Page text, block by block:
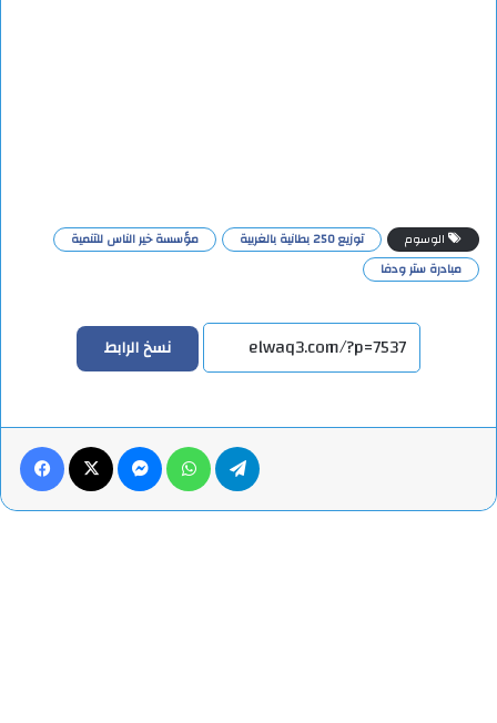
الوسوم توزيع 250 بطانية بالغربية
مؤسسة خير الناس للتنمية
مبادرة ستر ودفا
نسخ الرابط
ماسنجر واتساب تيلقرام